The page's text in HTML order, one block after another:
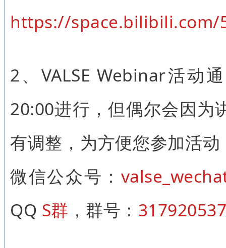
https://space.bilibili.com/
2、VALSE Webinar活动
20:00进行，但偶尔会因为
有调整，为方便您参加活动
微信公众号：
QQ S群 ，群号： 317920537